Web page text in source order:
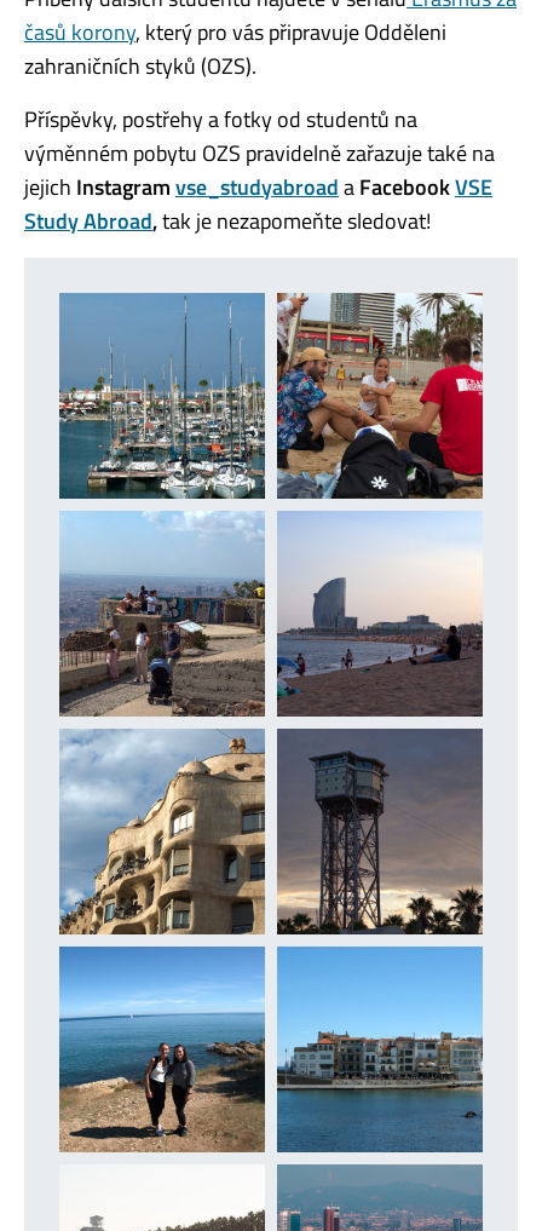
časů korony, který pro vás připravuje Odděleni
zahraničních styků (OZS).
Příspěvky, postřehy a fotky od studentů na
výměnném pobytu OZS pravidelně zařazuje také na
jejich Instagramvse_studyabroadaFacebookVSE
Study Abroad,tak je nezapomeňte sledovat!